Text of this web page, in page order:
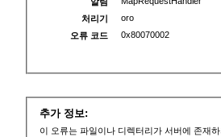
처리기
oro
오류 코드
0x80070002
추가 정보:
이 오류는 파일이나 디렉터리가 서버에 존재